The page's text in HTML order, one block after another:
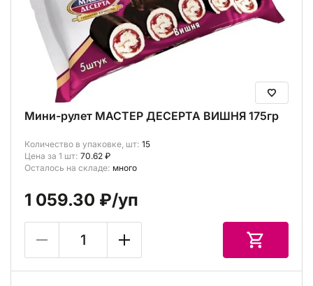
Мини-рулет МАСТЕР ДЕСЕРТА ВИШНЯ 175гр
Количество в упаковке, шт: 15
Цена за 1 шт: 70.62 ₽
Осталось на складе: много
1 059.30 ₽/уп